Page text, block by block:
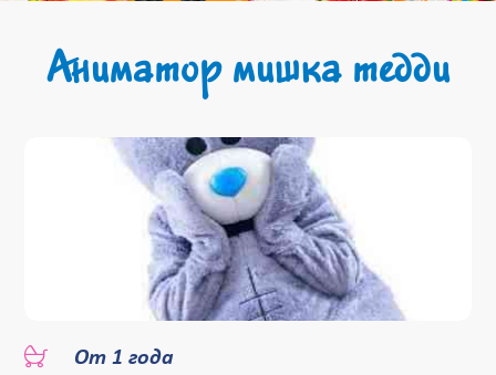
Аниматор мишка тедди
От 1 года